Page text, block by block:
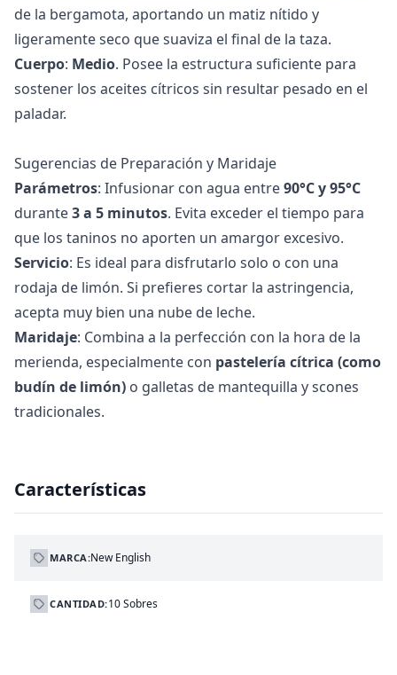
de la bergamota, aportando un matiz nítido y
ligeramente seco que suaviza el final de la taza.
Cuerpo: Medio. Posee la estructura suficiente para
sostener los aceites cítricos sin resultar pesado en el
paladar.
Sugerencias de Preparación y Maridaje
Parámetros: Infusionar con agua entre90°C y 95°C
durante3 a 5 minutos. Evita exceder el tiempo para
que los taninos no aporten un amargor excesivo.
Servicio: Es ideal para disfrutarlo solo o con una
rodaja de limón. Si prefieres cortar la astringencia,
acepta muy bien una nube de leche.
Maridaje: Combina a la perfección con la hora de la
merienda, especialmente con pastelería cítrica (como
budín de limón) o galletas de mantequilla y scones
tradicionales.
Características
MARCA:New English
CANTIDAD:10 Sobres